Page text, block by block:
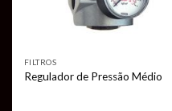
FILTROS
Regulador de Pressão Médio